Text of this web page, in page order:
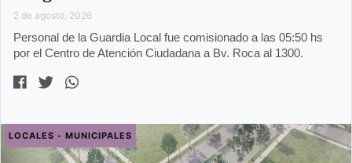
2 de agosto, 2026
Personal de la Guardia Local fue comisionado a las 05:50 hs
por el Centro de Atención Ciudadana a Bv. Roca al 1300.
LOCALES - MUNICIPALES